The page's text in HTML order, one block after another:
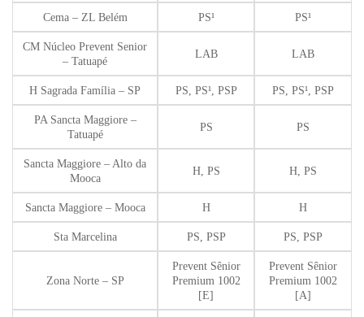
Cema – ZL Belém PS¹ PS¹
CM Núcleo Prevent Senior
– Tatuapé
LAB LAB
H Sagrada Família – SP PS, PS¹, PSP PS, PS¹, PSP
PA Sancta Maggiore –
Tatuapé
PS PS
Sancta Maggiore – Alto da
Mooca
H, PS H, PS
Sancta Maggiore – Mooca H H
Sta Marcelina PS, PSP PS, PSP
Zona Norte – SP
Prevent Sênior
Premium 1002
[E]
Prevent Sênior
Premium 1002
[A]